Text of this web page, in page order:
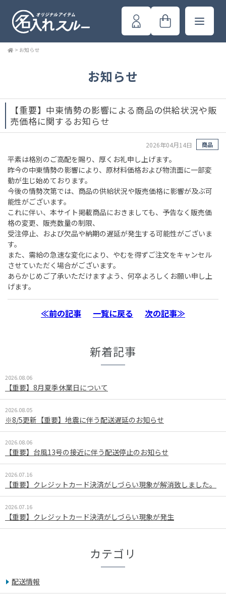
> お知らせ
お知らせ
【重要】中東情勢の影響による商品の供給状況や販
売価格に関するお知らせ
2026年04月14日 商品
平素は格別のご高配を賜り、厚くお礼申し上げます。
昨今の中東情勢の影響により、原材料価格および物流面に一部変
動が生じ始めております。
今後の情勢次第では、商品の供給状況や販売価格に影響が及ぶ可
能性がございます。
これに伴い、本サイト掲載商品におきましても、予告なく販売価
格の変更、販売数量の制限、
受注停止、および欠品や納期の遅延が発生する可能性がございま
す。
また、需給の急速な変化により、やむを得ずご注文をキャンセル
させていただく場合がございます。
あらかじめご了承いただけますよう、何卒よろしくお願い申し上
げます。
≪前の記事 一覧に戻る 次の記事≫
新着記事
2026.08.06
【重要】8月夏季休業日について
2026.08.05
※8/5更新【重要】地震に伴う配送遅延のお知らせ
2026.08.06
【重要】台風13号の接近に伴う配送停止のお知らせ
2026.07.16
【重要】クレジットカード決済がしづらい現象が解消致しました。
2026.07.16
【重要】クレジットカード決済がしづらい現象が発生
カテゴリ
配送情報